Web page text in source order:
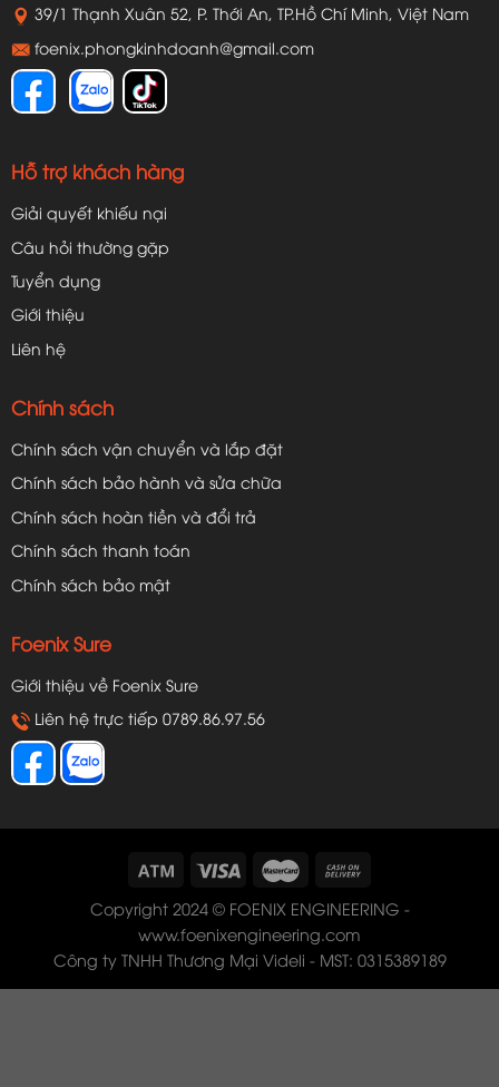
39/1 Thạnh Xuân 52, P. Thới An, TP.Hồ Chí Minh, Việt Nam
foenix.phongkinhdoanh@gmail.com
Hỗ trợ khách hàng
Giải quyết khiếu nại
Câu hỏi thường gặp
Tuyển dụng
Giới thiệu
Liên hệ
Chính sách
Chính sách vận chuyển và lắp đặt
Chính sách bảo hành và sửa chữa
Chính sách hoàn tiền và đổi trả
Chính sách thanh toán
Chính sách bảo mật
Foenix Sure
Giới thiệu về Foenix Sure
Liên hệ trực tiếp 0789.86.97.56
Copyright 2024 © FOENIX ENGINEERING -
www.foenixengineering.com
Công ty TNHH Thương Mại Videli - MST: 0315389189